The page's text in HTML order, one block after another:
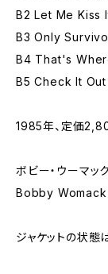
B2 Let Me Kiss It
B3 Only
B4 That's
B5 Check It Out
1985年、定価
ボビー・ウーマッ
Bobby
ジャケットの状態